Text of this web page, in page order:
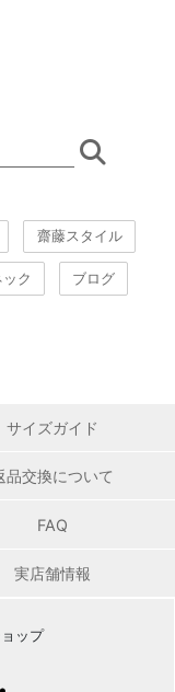
齋藤スタイル
ク ブログ
サイズガイド
品交換について
FAQ
実店舗情報
ップ